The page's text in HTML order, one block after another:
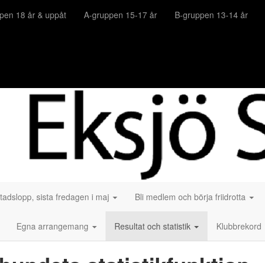
18 år & uppåt A-gruppen 15-17 år B-gruppen 13-14 år
sista fredagen i maj Bli medlem och börja friidrotta
Egna arrangemang Resultat och statistik Klubbrekord